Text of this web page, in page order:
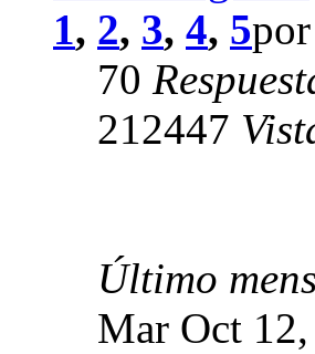
1, 2, 3, 4, 5por
70
212447
Último
Mar Oct